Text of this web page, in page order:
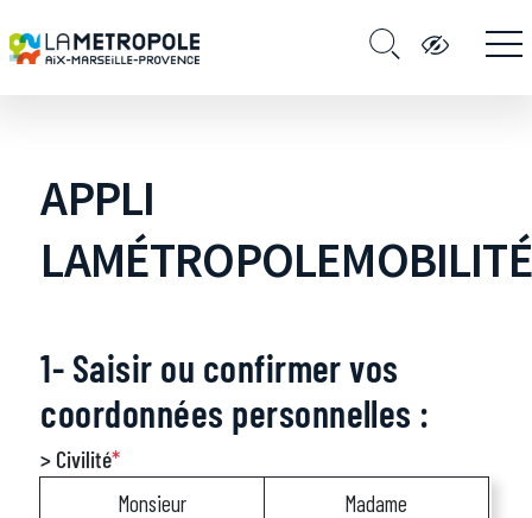
APPLI
LAMÉTROPOLEMOBILITÉ
1- Saisir ou confirmer vos
coordonnées personnelles :
> Civilité*
Monsieur Madame